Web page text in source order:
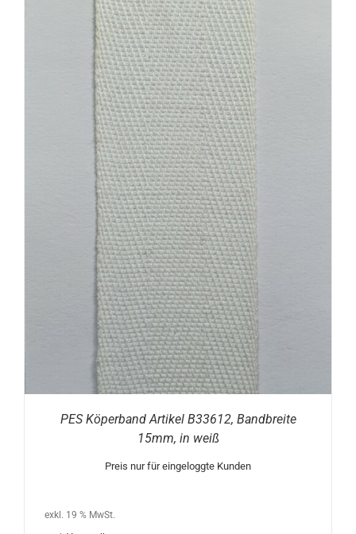
PES Köperband Artikel B33612, Bandbreite
15mm, in weiß
Preis nur für eingeloggte Kunden
exkl. 19 % MwSt.